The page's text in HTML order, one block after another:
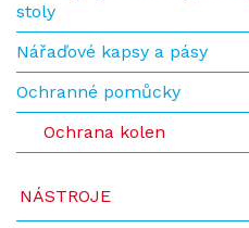
stoly
Nářaďové kapsy a pásy
Ochranné pomůcky
Ochrana kolen
NÁSTROJE